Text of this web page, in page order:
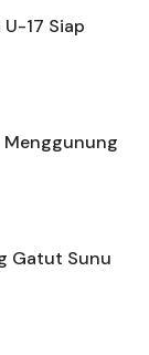
17 Siap
Menggunung
Gatut Sunu